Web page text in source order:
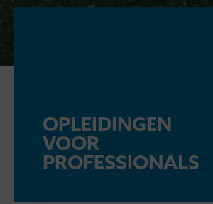
OPLEIDINGEN
VOOR
PROFESSIONALS